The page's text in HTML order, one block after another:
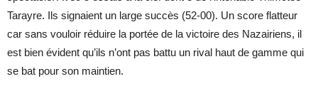
Tarayre. Ils signaient un large succès (52-00). Un score flatteur
car sans vouloir réduire la portée de la victoire des Nazairiens, il
est bien évident qu’ils n’ont pas battu un rival haut de gamme qui
se bat pour son maintien.